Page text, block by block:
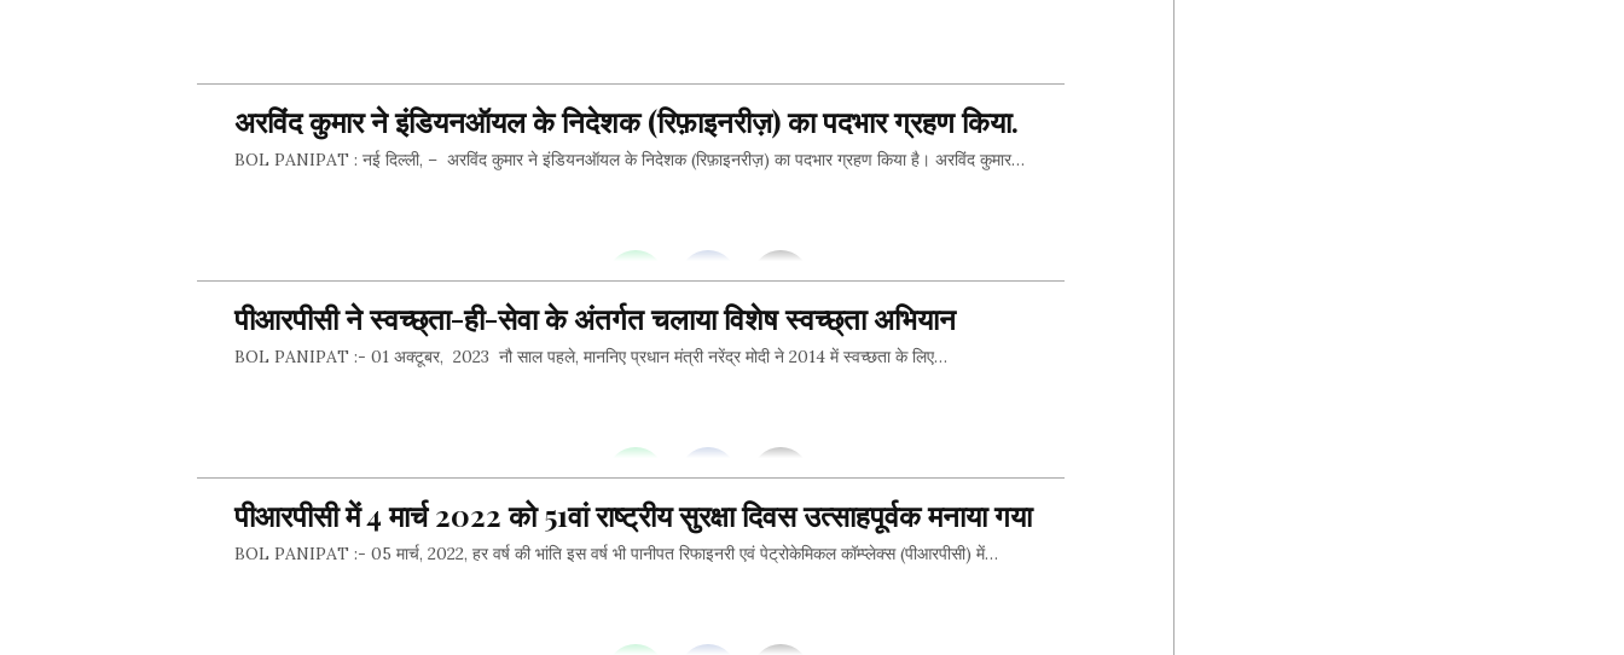
अरविंद कुमार ने इंडियनऑयल के निदेशक (रिफ़ाइनरीज़) का पदभार ग्रहण किया.
BOL PANIPAT : नई दिल्ली, – अरविंद कुमार ने इंडियनऑयल के निदेशक (रिफ़ाइनरीज़) का पदभार ग्रहण किया है। अरविंद कुमार…
पीआरपीसी ने स्वच्छ्ता-ही-सेवा के अंतर्गत चलाया विशेष स्वच्छ्ता अभियान
BOL PANIPAT :- 01 अक्टूबर, 2023 नौ साल पहले, माननिए प्रधान मंत्री नरेंद्र मोदी ने 2014 में स्वच्छता के लिए…
पीआरपीसी में 4 मार्च 2022 को 51वां राष्ट्रीय सुरक्षा दिवस उत्साहपूर्वक मनाया गया
BOL PANIPAT :- 05 मार्च, 2022, हर वर्ष की भांति इस वर्ष भी पानीपत रिफाइनरी एवं पेट्रोकेमिकल कॉम्प्लेक्स (पीआरपीसी) में…